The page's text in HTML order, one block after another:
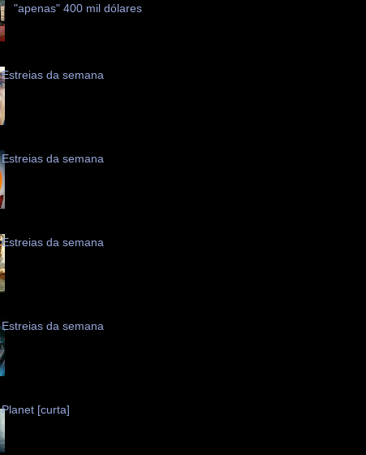
"apenas" 400 mil dólares
Estreias da semana
Estreias da semana
Estreias da semana
Estreias da semana
Planet [curta]